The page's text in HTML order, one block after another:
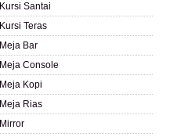
Kursi Santai
Kursi Teras
Meja Bar
Meja Console
Meja Kopi
Meja Rias
Mirror